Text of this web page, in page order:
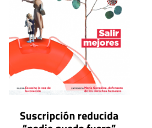
Suscripción reducida